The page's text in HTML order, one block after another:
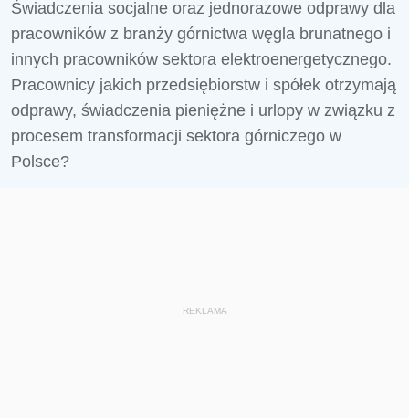
Świadczenia socjalne oraz jednorazowe odprawy dla
pracowników z branży górnictwa węgla brunatnego i
innych pracowników sektora elektroenergetycznego.
Pracownicy jakich przedsiębiorstw i spółek otrzymają
odprawy, świadczenia pieniężne i urlopy w związku z
procesem transformacji sektora górniczego w
Polsce?
REKLAMA